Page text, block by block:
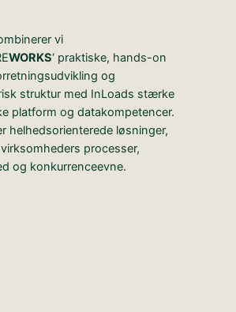
vi
WORKS‘ praktiske, hands-on
og
struktur med InLoads stærke
platform og datakompetencer.
helhedsorienterede løsninger,
processer,
og konkurrenceevne.